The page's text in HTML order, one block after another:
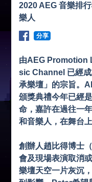
2020 AEG 音樂排
樂人
分享
由AEG Promotion
sic Channel 已經
承樂壇」的宗旨。
頒獎典禮今年已經
命，嘉許在過往一
和音樂人，在舞台
創辦人趙比得博士
會及現場表演取消
樂壇天空一片灰沉